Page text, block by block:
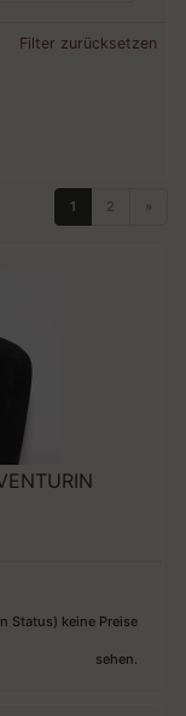
Filter zurücksetzen
1 2 »
Status) keine Preise
sehen.